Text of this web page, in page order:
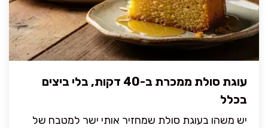
עוגת סולת ממכרת ב-40 דקות, בלי ביצים
בכלל
יש משהו בעוגת סולת שמחזיר אותי ישר למטבח של